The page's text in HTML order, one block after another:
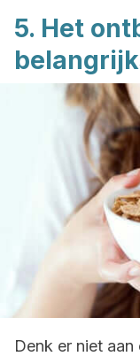
5. Het
Denk er niet